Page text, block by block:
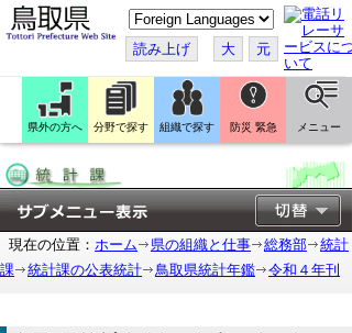
こ
の
ペ
ー
ジ
翻
訳
す
読み上げ 大 元
県外の方へ 分野で探す 組織で探す 防災 緊急 メニュー
現在の位置： ホーム 県の組織と仕事 総務部
統計
課
統計課の公表統計 鳥取県統計年鑑 令和４年刊